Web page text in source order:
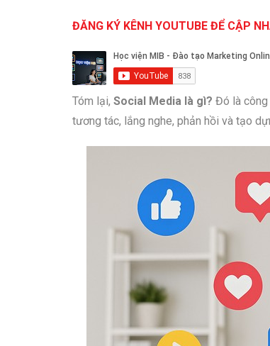
ĐĂNG KÝ KÊNH YOUTUBE ĐỂ CẬP
Tóm lại, Social Media là gì? Đó là công
tương tác, lắng nghe, phản hồi và tạo